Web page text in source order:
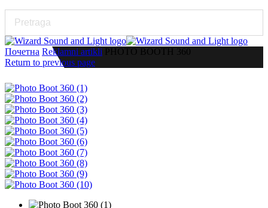
Почетна Reklamni artikli PHOTO BOOTH 360
Return to previous page